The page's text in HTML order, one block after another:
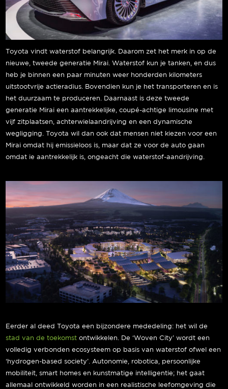
Toyota vindt waterstof belangrijk. Daarom zet het merk in op de
nieuwe, tweede generatie Mirai. Waterstof kun je tanken, en dus
heb je binnen een paar minuten weer honderden kilometers
uitstootvrije actieradius. Bovendien kun je het transporteren en is
het duurzaam te produceren. Daarnaast is deze tweede
generatie Mirai een aantrekkelijke, coupé-achtige limousine met
vijf zitplaatsen, achterwielaandrijving en een dynamische
wegligging. Toyota wil dan ook dat mensen niet kiezen voor een
Mirai omdat hij emissieloos is, maar dat ze voor de auto gaan
omdat ie aantrekkelijk is, ongeacht die waterstof-aandrijving.
Eerder al deed Toyota een bijzondere mededeling: het wil de
stad van de toekomst ontwikkelen. De ‘Woven City’ wordt een
volledig verbonden ecosysteem op basis van waterstof ofwel een
‘hydrogen-based society’. Autonomie, robotica, persoonlijke
mobiliteit, smart homes en kunstmatige intelligentie; het gaat
allemaal ontwikkeld worden in een realistische leefomgeving die